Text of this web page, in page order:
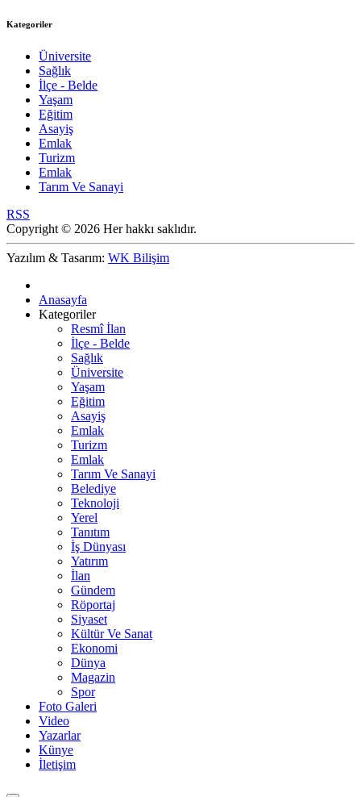
Kategoriler
Üniversite
Sağlık
İlçe - Belde
Yaşam
Eğitim
Asayiş
Emlak
Turizm
Emlak
Tarım Ve Sanayi
RSS
Copyright © 2026 Her hakkı saklıdır.
Yazılım & Tasarım: WK Bilişim
Anasayfa
Kategoriler
Resmî İlan
İlçe - Belde
Sağlık
Üniversite
Yaşam
Eğitim
Asayiş
Emlak
Turizm
Emlak
Tarım Ve Sanayi
Belediye
Teknoloji
Yerel
Tanıtım
İş Dünyası
Yatırım
İlan
Gündem
Röportaj
Siyaset
Kültür Ve Sanat
Ekonomi
Dünya
Magazin
Spor
Foto Galeri
Video
Yazarlar
Künye
İletişim